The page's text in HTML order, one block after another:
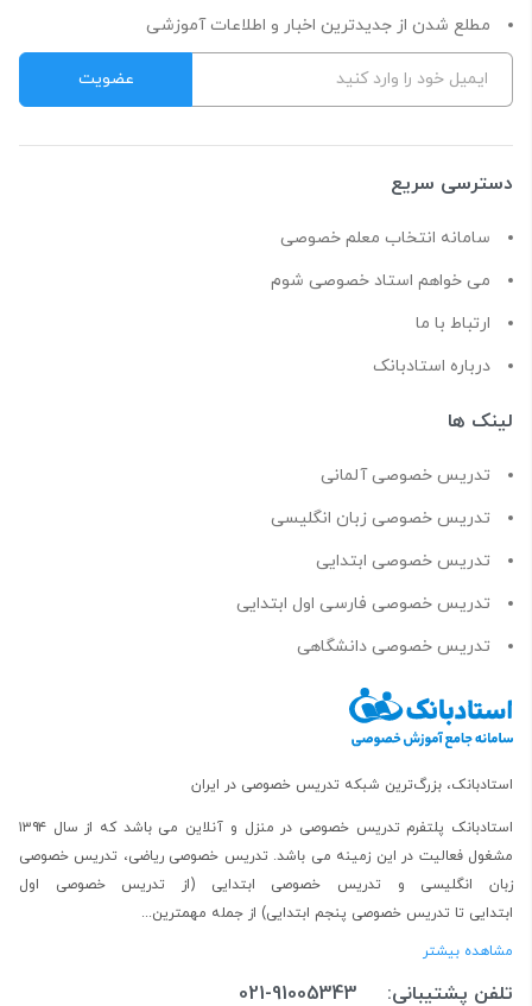
مطلع شدن از جدیدترین اخبار و اطلاعات آموزشی
دسترسی سریع
سامانه انتخاب معلم خصوصی
می خواهم استاد خصوصی شوم
ارتباط با ما
درباره استادبانک
لینک ها
تدریس خصوصی آلمانی
تدریس خصوصی زبان انگلیسی
تدریس خصوصی ابتدایی
تدریس خصوصی فارسی اول ابتدایی
تدریس خصوصی دانشگاهی
استادبانک، بزرگ‌ترین شبکه تدریس خصوصی در ایران
استادبانک پلتفرم تدریس خصوصی در منزل و آنلاین
می باشد که از سال ۱۳۹۴
مشغول فعالیت در این زمینه می باشد.تدریس خصوصی ریاضی، تدریس خصوصی
زبان انگلیسی و تدریس خصوصی ابتدایی (از
تدریس خصوصی اول
ابتدایی تا تدریس خصوصی پنجم ابتدایی) از جمله مهمترین...
مشاهده بیشتر
تلفن پشتیبانی: 021-91005343